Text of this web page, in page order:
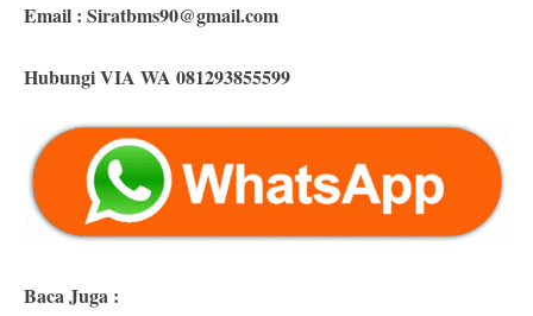
Email : Siratbms90@gmail.com
Hubungi VIA WA 081293855599
Baca Juga :